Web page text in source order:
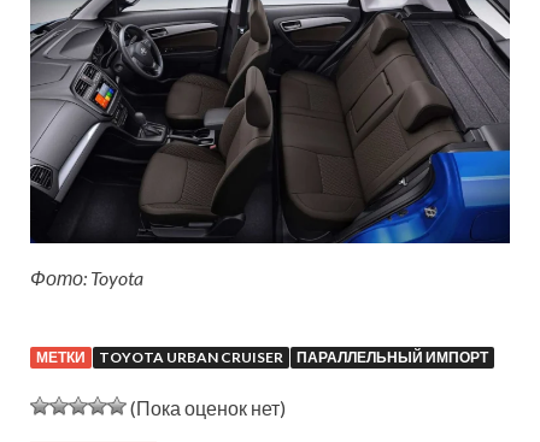
Фото: Toyota
МЕТКИ TOYOTA URBAN CRUISER ПАРАЛЛЕЛЬНЫЙ ИМПОРТ
(Пока оценок нет)